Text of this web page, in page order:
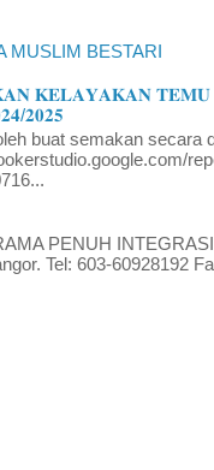
MUSLIM BESTARI
𝐊𝐄𝐋𝐀𝐘𝐀𝐊𝐀𝐍 𝐓𝐄𝐌𝐔
𝟐𝟎𝟐𝟓
buat semakan secara
PENUH
Tel: 603-60928192